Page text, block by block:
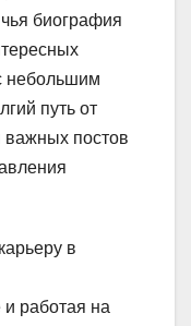
биография
небольшим
путь от
важных постов
в
работая на